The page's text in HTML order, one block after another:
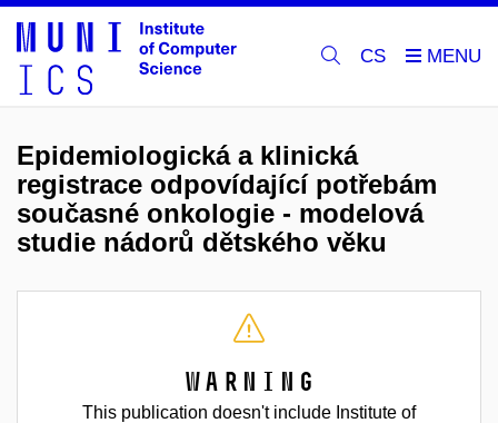
CS
Epidemiologická a klinická
registrace odpovídající potřebám
současné onkologie - modelová
studie nádorů dětského věku
Warning
This publication doesn't include Institute of